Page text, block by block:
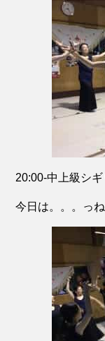
20:00-中上級シ
今日は。。。っね